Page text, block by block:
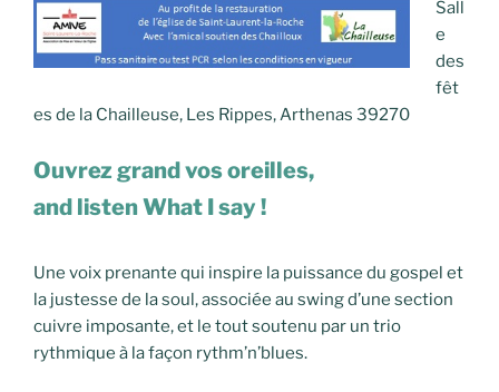
Sall
e
des
fêt
es de la Chailleuse, Les Rippes, Arthenas 39270
Ouvrez grand vos oreilles,
and listen What I say !
Une voix prenante qui inspire la puissance du gospel et
la justesse de la soul, associée au swing d’une section
cuivre imposante, et le tout soutenu par un trio
rythmique à la façon rythm’n’blues.